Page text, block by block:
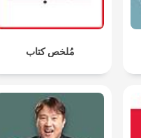
مُلخص كتاب